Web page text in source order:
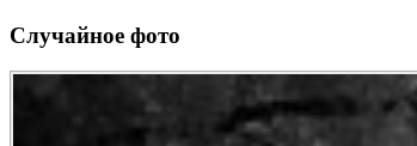
Случайное фото